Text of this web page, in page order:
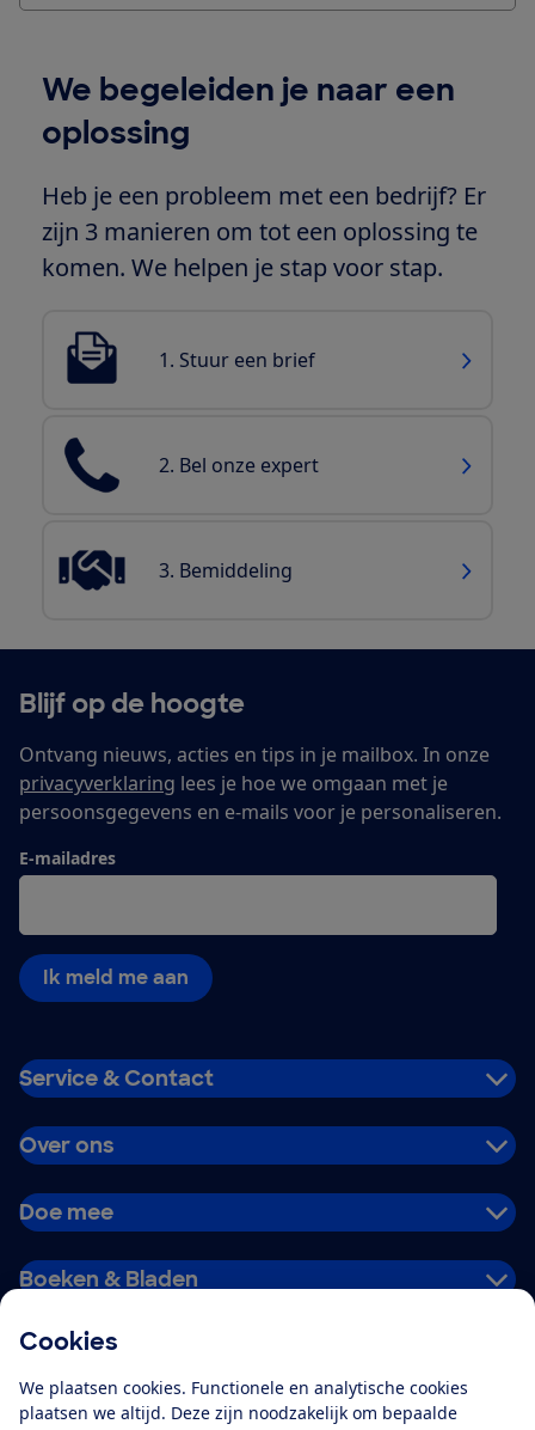
Cookies
We plaatsen cookies. Functionele en analytische cookies
plaatsen we altijd. Deze zijn noodzakelijk om bepaalde
We begeleiden je naar een
oplossing
Heb je een probleem met een bedrijf? Er
zijn 3 manieren om tot een oplossing te
komen. We helpen je stap voor stap.
1. Stuur een brief
2. Bel onze expert
3. Bemiddeling
Blijf op de hoogte
Ontvang nieuws, acties en tips in je mailbox. In onze
privacyverklaring lees je hoe we omgaan met je
persoonsgegevens en e-mails voor je personaliseren.
E-mailadres
Ik meld me aan
Service & Contact
Over ons
Doe mee
Boeken & Bladen